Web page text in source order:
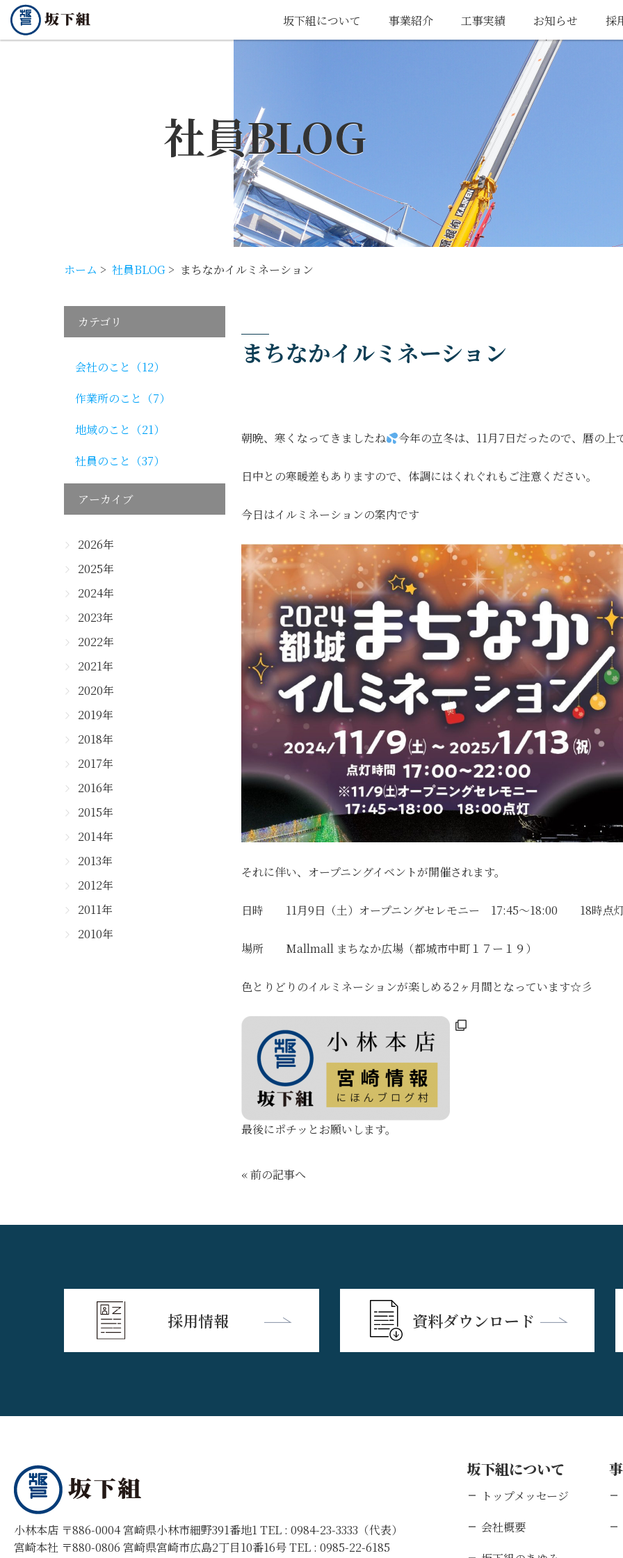
坂下組について 事業紹介 工事実績 お知らせ 採
社員BLOG
ホーム > 社員BLOG > まちなかイルミネーション
まちなかイルミネーション
朝晩、寒くなってきましたね 今年の立冬は、11月7日だったので、暦の
日中との寒暖差もありますので、体調にはくれぐれもご注意ください。
今日はイルミネーションの案内です
それに伴い、オープニングイベントが開催されます。
日時 11月9日（土）オープニングセレモニー 17:45～18:00 18時点
場所 Mallmall まちなか広場（都城市中町１７ー１９）
色とりどりのイルミネーションが楽しめる2ヶ月間となっています☆彡
最後にポチッとお願いします。
« 前の記事へ
カテゴリ
会社のこと（12）
作業所のこと（7）
地域のこと（21）
社員のこと（37）
アーカイブ
2026年
2025年
2024年
2023年
2022年
2021年
2020年
2019年
2018年
2017年
2016年
2015年
2014年
2013年
2012年
2011年
2010年
採用情報 資料ダウンロード
小林本店 〒886-0004 宮崎県小林市細野391番地1 TEL : 0984-23-3333（代表）
宮崎本社 〒880-0806 宮崎県宮崎市広島2丁目10番16号 TEL : 0985-22-6185
坂下組について
トップメッセージ
会社概要